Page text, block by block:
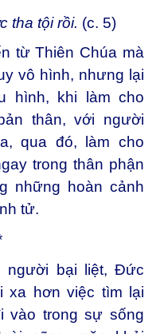
tha tội rồi. (c. 5)
từ Thiên Chúa mà
vô hình, nhưng lại
hình, khi làm cho
thân, với người
qua đó, làm cho
trong thân phận
những hoàn cảnh
tử.
người bại liệt, Đức
xa hơn việc tìm lại
vào trong sự sống